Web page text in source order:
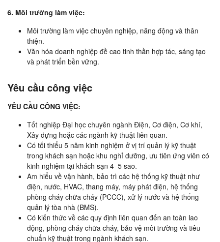
6. Môi trường làm việc:
Môi trường làm việc chuyên nghiệp, năng động và thân
thiện.
Văn hóa doanh nghiệp đề cao tinh thần hợp tác, sáng tạo
và phát triển bền vững.
Yêu cầu công việc
YÊU CẦU CÔNG VIỆC:
Tốt nghiệp Đại học chuyên ngành Điện, Cơ điện, Cơ khí,
Xây dựng hoặc các ngành kỹ thuật liên quan.
Có tối thiểu 5 năm kinh nghiệm ở vị trí quản lý kỹ thuật
trong khách sạn hoặc khu nghỉ dưỡng, ưu tiên ứng viên có
kinh nghiệm tại khách sạn 4–5 sao.
Am hiểu về vận hành, bảo trì các hệ thống kỹ thuật như
điện, nước, HVAC, thang máy, máy phát điện, hệ thống
phòng cháy chữa cháy (PCCC), xử lý nước và hệ thống
quản lý tòa nhà (BMS).
Có kiến thức về các quy định liên quan đến an toàn lao
động, phòng cháy chữa cháy, bảo vệ môi trường và tiêu
chuẩn kỹ thuật trong ngành khách sạn.